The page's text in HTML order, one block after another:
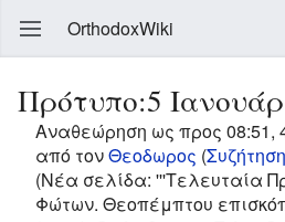
OrthodoxWiki
Πρότυπο:5
Αναθεώρηση ως προς 08:51,
από τονΘεοδωρος (Συζήτηση
(Νέα σελίδα: '''Τελευταία
Φώτων. Θεοπέμπτου